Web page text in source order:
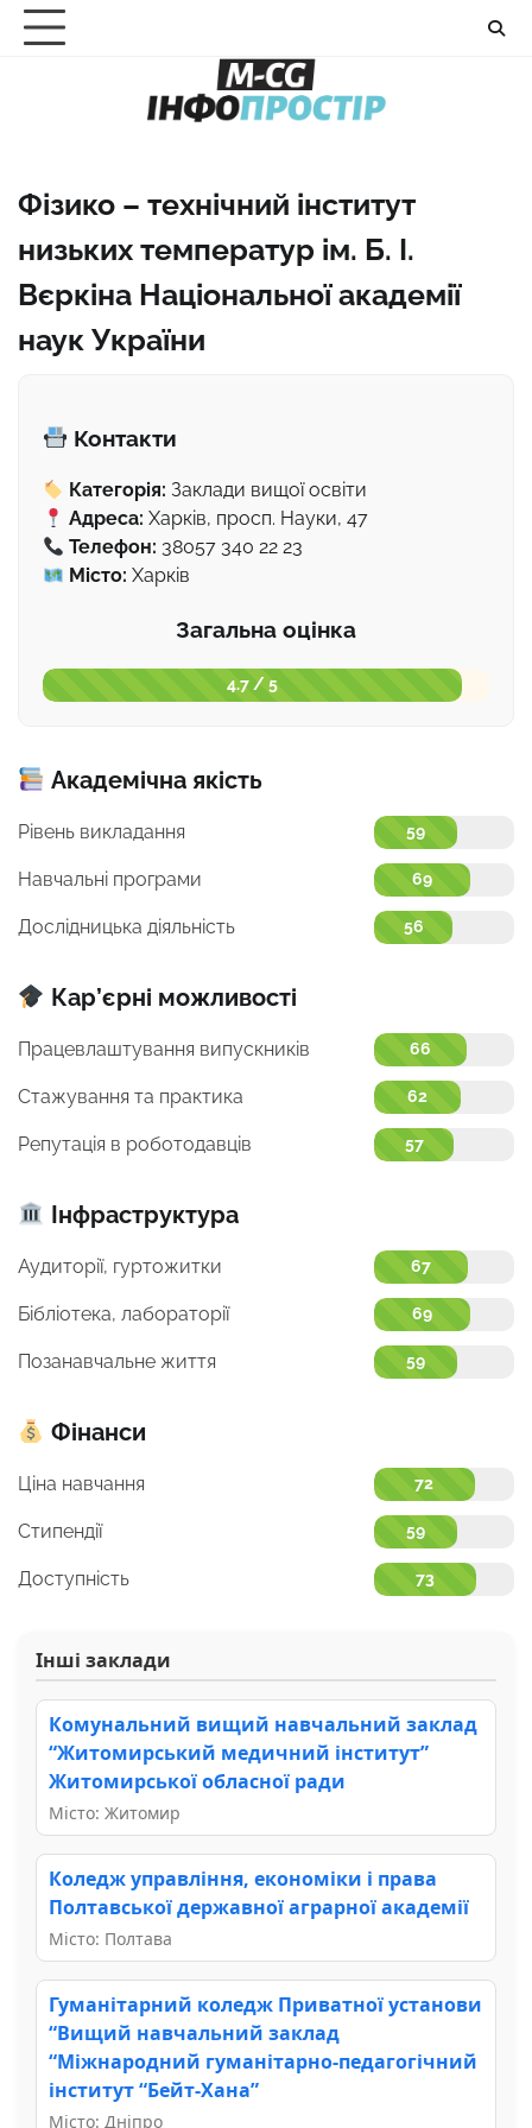
Перейти
Фізико – технічний інститут
низьких температур ім. Б. І.
Вєркіна Національної академії
наук України
Контакти
Категорія: Заклади вищої освіти
Адреса: Харків, просп. Науки, 47
Телефон: 38057 340 22 23
Місто: Харків
Загальна оцінка
4.7 / 5
Академічна якість
Рівень викладання 59
Навчальні програми 69
Дослідницька діяльність 56
Кар’єрні можливості
Працевлаштування випускників 66
Стажування та практика 62
Репутація в роботодавців 57
Інфраструктура
Аудиторії, гуртожитки 67
Бібліотека, лабораторії 69
Позанавчальне життя 59
Фінанси
Ціна навчання 72
Стипендії 59
Доступність 73
Інші заклади
Комунальний вищий навчальний заклад
“Житомирський медичний інститут”
Житомирської обласної ради
Місто: Житомир
Коледж управління, економіки і права
Полтавської державної аграрної академії
Місто: Полтава
Гуманітарний коледж Приватної установи
“Вищий навчальний заклад
“Міжнародний гуманітарно-педагогічний
інститут “Бейт-Хана”
Місто: Дніпро